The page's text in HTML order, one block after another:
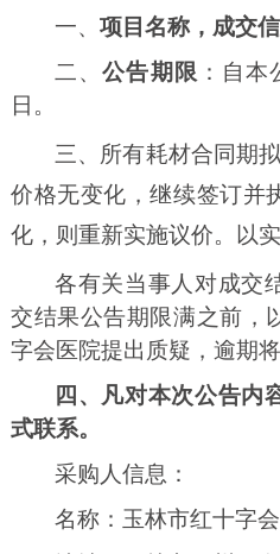
一、 项目名称，成交
二、公告期限 ：自
日。
三、所有耗材合同期拟
价格无变化，继续签订并
化，则重新实施议价。以
各有关当事人对成交
交结果公告期限满之前，
字会医院提出质疑，逾期将
四、凡对本次公告内
式联系。
采购人信息：
名称：玉林市红十字